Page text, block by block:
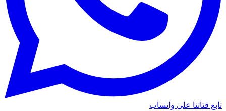
تابع قناتنا على واتساب